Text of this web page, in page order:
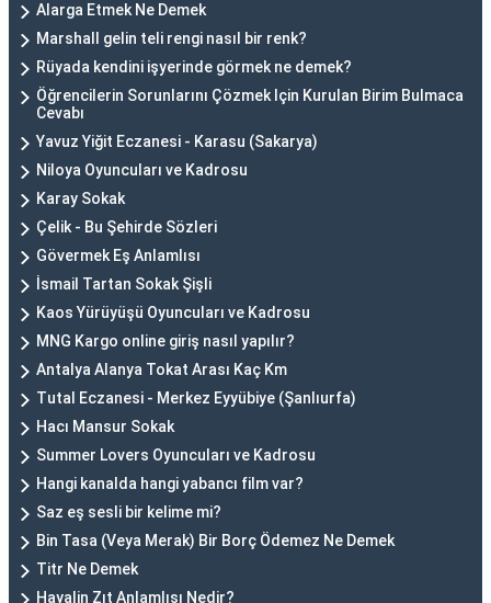
Alarga Etmek Ne Demek
Marshall gelin teli rengi nasıl bir renk?
Rüyada kendini işyerinde görmek ne demek?
Öğrencilerin Sorunlarını Çözmek Için Kurulan Birim Bulmaca
Cevabı
Yavuz Yiğit Eczanesi - Karasu (Sakarya)
Niloya Oyuncuları ve Kadrosu
Karay Sokak
Çelik - Bu Şehirde Sözleri
Gövermek Eş Anlamlısı
İsmail Tartan Sokak Şişli
Kaos Yürüyüşü Oyuncuları ve Kadrosu
MNG Kargo online giriş nasıl yapılır?
Antalya Alanya Tokat Arası Kaç Km
Tutal Eczanesi - Merkez Eyyübiye (Şanlıurfa)
Hacı Mansur Sokak
Summer Lovers Oyuncuları ve Kadrosu
Hangi kanalda hangi yabancı film var?
Saz eş sesli bir kelime mi?
Bin Tasa (Veya Merak) Bir Borç Ödemez Ne Demek
Titr Ne Demek
Hayalin Zıt Anlamlısı Nedir?